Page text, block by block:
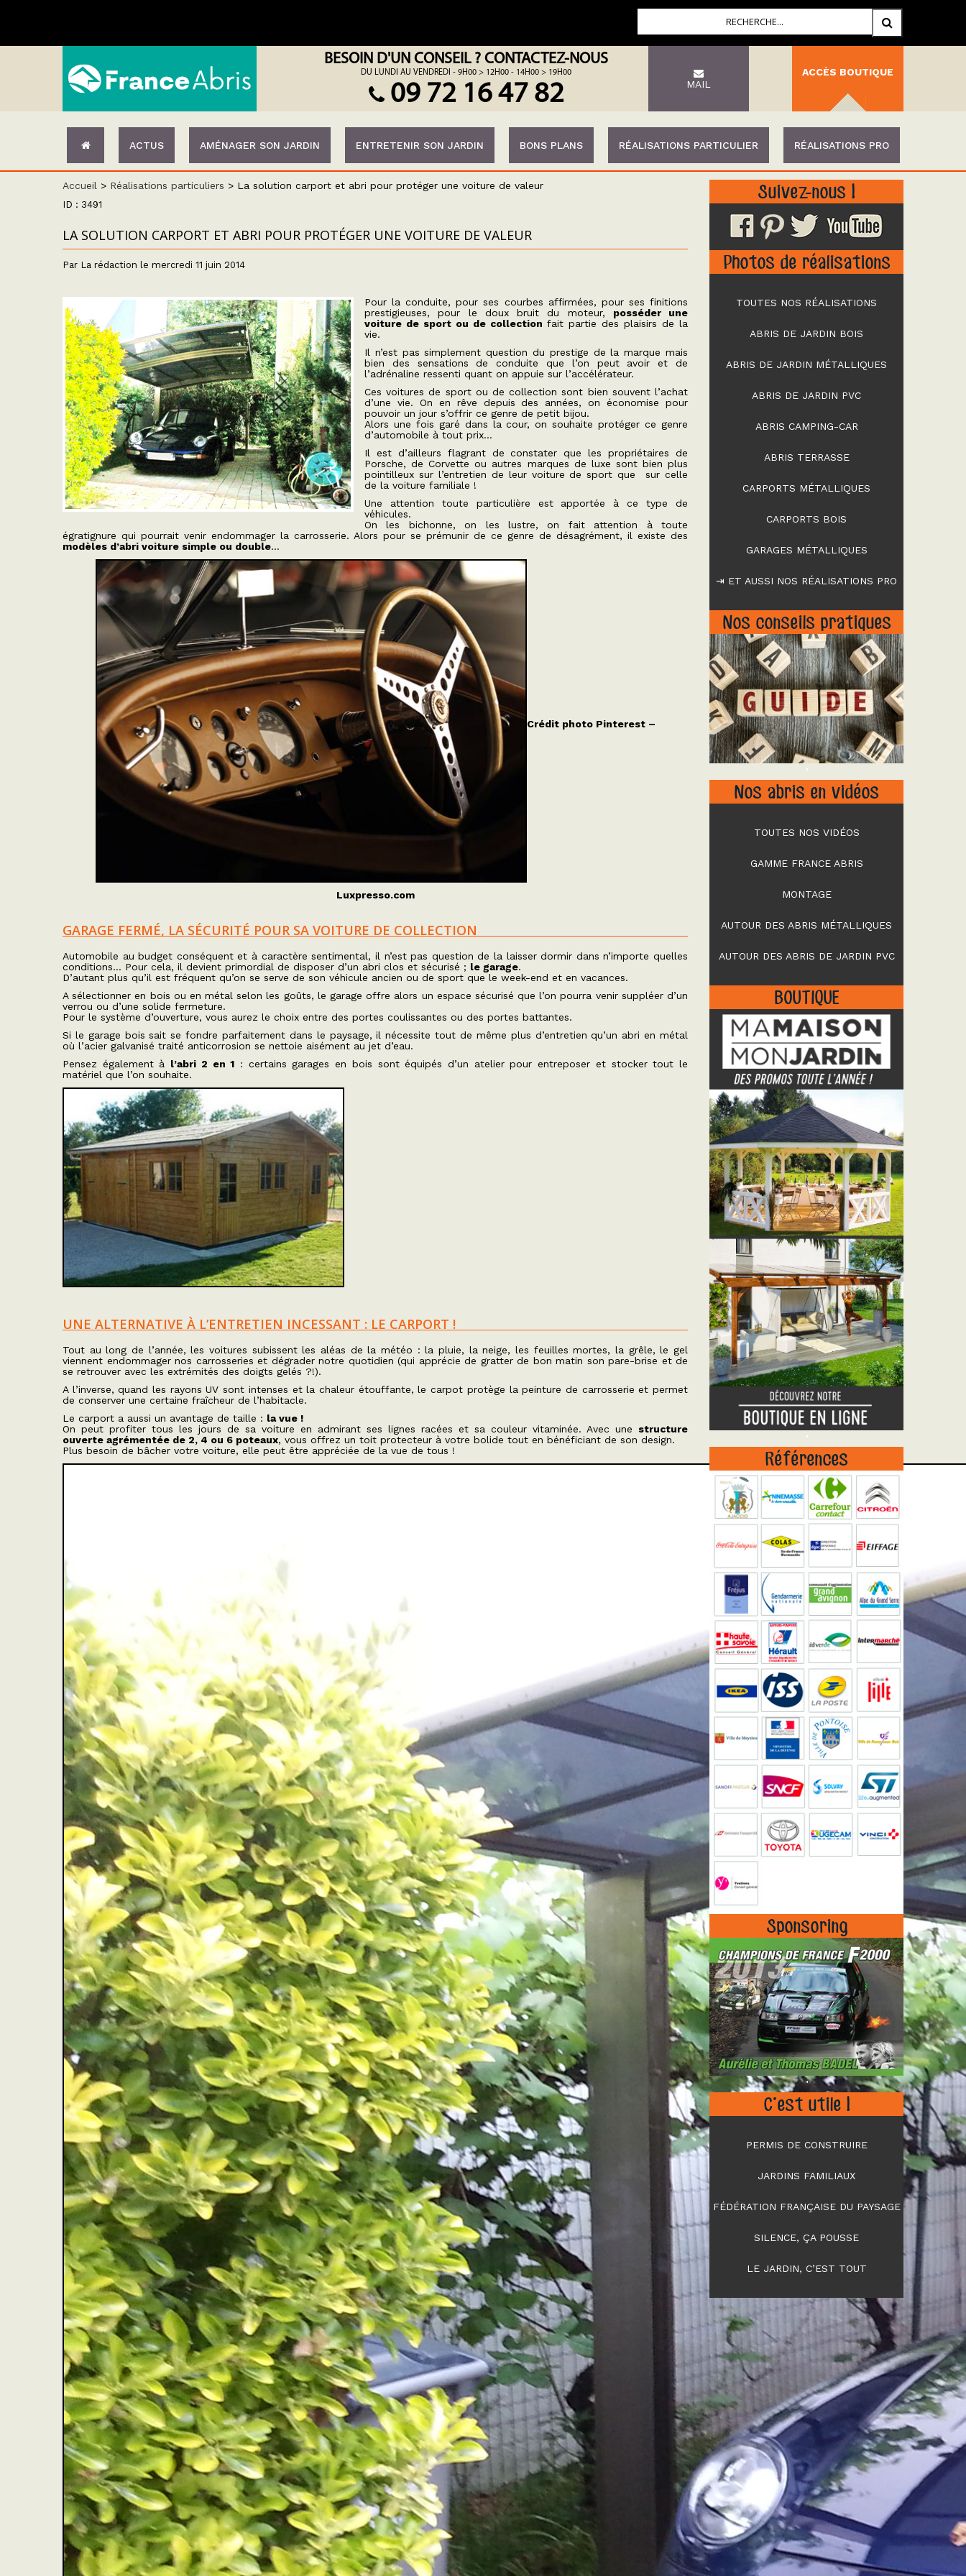
MAIL
ACCÈS BOUTIQUE
BESOIN D'UN CONSEIL ? CONTACTEZ-NOUS
DU LUNDI AU VENDREDI - 9H00 > 12H00 - 14H00 > 19H00
09 72 16 47 82
ACTUS AMÉNAGER SON JARDIN ENTRETENIR SON JARDIN BONS PLANS RÉALISATIONS PARTICULIER RÉALISATIONS PRO
Accueil > Réalisations particuliers > La solution carport et abri pour protéger une voiture de valeur
ID : 3491
LA SOLUTION CARPORT ET ABRI POUR PROTÉGER UNE VOITURE DE VALEUR
Par La rédaction le mercredi 11 juin 2014
Pour la conduite, pour ses courbes affirmées, pour ses finitions
prestigieuses, pour le doux bruit du moteur, posséder une
voiture de sport ou de collection fait partie des plaisirs de la
vie.
Il n’est pas simplement question du prestige de la marque mais
bien des sensations de conduite que l’on peut avoir et de
l’adrénaline ressenti quant on appuie sur l’accélérateur.
Ces voitures de sport ou de collection sont bien souvent l’achat
d’une vie. On en rêve depuis des années, on économise pour
pouvoir un jour s’offrir ce genre de petit bijou.
Alors une fois garé dans la cour, on souhaite protéger ce genre
d’automobile à tout prix…
Il est d’ailleurs flagrant de constater que les propriétaires de
Porsche, de Corvette ou autres marques de luxe sont bien plus
pointilleux sur l’entretien de leur voiture de sport que sur celle
de la voiture familiale !
Une attention toute particulière est apportée à ce type de
véhicules.
On les bichonne, on les lustre, on fait attention à toute
égratignure qui pourrait venir endommager la carrosserie. Alors pour se prémunir de ce genre de désagrément, il existe des
modèles d’abri voiture simple ou double…
Crédit photo Pinterest –
Luxpresso.com
GARAGE FERMÉ, LA SÉCURITÉ POUR SA VOITURE DE COLLECTION
Automobile au budget conséquent et à caractère sentimental, il n’est pas question de la laisser dormir dans n’importe quelles
conditions… Pour cela, il devient primordial de disposer d’un abri clos et sécurisé ; le garage.
D’autant plus qu’il est fréquent qu’on se serve de son véhicule ancien ou de sport que le week-end et en vacances.
A sélectionner en bois ou en métal selon les goûts, le garage offre alors un espace sécurisé que l’on pourra venir suppléer d’un
verrou ou d’une solide fermeture.
Pour le système d’ouverture, vous aurez le choix entre des portes coulissantes ou des portes battantes.
Si le garage bois sait se fondre parfaitement dans le paysage, il nécessite tout de même plus d’entretien qu’un abri en métal
où l’acier galvanisé traité anticorrosion se nettoie aisément au jet d’eau.
Pensez également à l’abri 2 en 1 : certains garages en bois sont équipés d’un atelier pour entreposer et stocker tout le
matériel que l’on souhaite.
UNE ALTERNATIVE À L’ENTRETIEN INCESSANT : LE CARPORT !
Tout au long de l’année, les voitures subissent les aléas de la météo : la pluie, la neige, les feuilles mortes, la grêle, le gel
viennent endommager nos carrosseries et dégrader notre quotidien (qui apprécie de gratter de bon matin son pare-brise et de
se retrouver avec les extrémités des doigts gelés ?!).
A l’inverse, quand les rayons UV sont intenses et la chaleur étouffante, le carpot protège la peinture de carrosserie et permet
de conserver une certaine fraîcheur de l’habitacle.
Le carport a aussi un avantage de taille : la vue !
On peut profiter tous les jours de sa voiture en admirant ses lignes racées et sa couleur vitaminée. Avec une structure
ouverte agrémentée de 2, 4 ou 6 poteaux, vous offrez un toit protecteur à votre bolide tout en bénéficiant de son design.
Plus besoin de bâcher votre voiture, elle peut être appréciée de la vue de tous !
Suivez-nous !
Photos de réalisations
TOUTES NOS RÉALISATIONS
ABRIS DE JARDIN BOIS
ABRIS DE JARDIN MÉTALLIQUES
ABRIS DE JARDIN PVC
ABRIS CAMPING-CAR
ABRIS TERRASSE
CARPORTS MÉTALLIQUES
CARPORTS BOIS
GARAGES MÉTALLIQUES
⇥ ET AUSSI NOS RÉALISATIONS PRO
Nos conseils pratiques
"
Nos abris en vidéos
TOUTES NOS VIDÉOS
GAMME FRANCE ABRIS
MONTAGE
AUTOUR DES ABRIS MÉTALLIQUES
AUTOUR DES ABRIS DE JARDIN PVC
BOUTIQUE
"
Références
Sponsoring
"
C’est utile !
PERMIS DE CONSTRUIRE
JARDINS FAMILIAUX
FÉDÉRATION FRANÇAISE DU PAYSAGE
SILENCE, ÇA POUSSE
LE JARDIN, C’EST TOUT